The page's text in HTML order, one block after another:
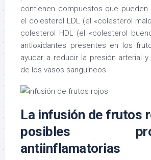
contienen compuestos que pueden
el colesterol LDL (el «colesterol
colesterol HDL (el «colesterol
antioxidantes presentes en los
ayudar a reducir la presión arterial
de los vasos sanguíneos.
La infusión de frutos
posibles
antiinflamatorias